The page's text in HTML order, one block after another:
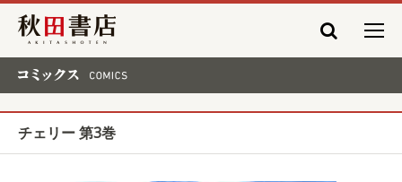
秋田書店
チェリー 第3巻